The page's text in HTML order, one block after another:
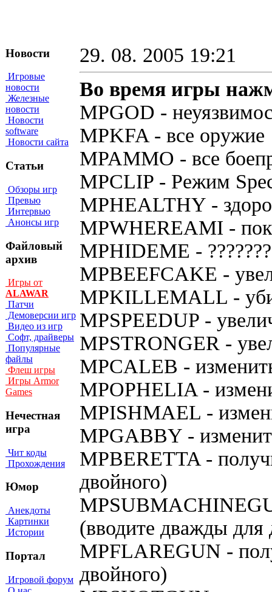
Новости
Игровые
новости
Железные
новости
Новости
software
Новости сайта
Статьи
Обзоры игр
Превью
Интервью
Анонсы игр
Файловый
архив
Игры от
ALAWAR
Патчи
Демоверсии игр
Видео из игр
Софт, драйверы
Популярные
файлы
Флеш игры
Игры Armor
Games
Нечестная
игра
Чит коды
Прохождения
Юмор
Анекдоты
Картинки
Истории
Портал
Игровой форум
29. 08. 2005 19:21
Во время игры
MPGOD -
MPKFA - все оружие
MPAMMO - все
MPCLIP - Режим
MPHEALTHY -
MPWHEREAMI -
MPHIDEME -
MPBEEFCAKE -
MPKILLEMALL -
MPSPEEDUP -
MPSTRONGER -
MPCALEB -
MPOPHELIA -
MPISHMAEL -
MPGABBY -
MPBERETTA -
двойного)
(вводите дважды для
MPFLAREGUN -
двойного)